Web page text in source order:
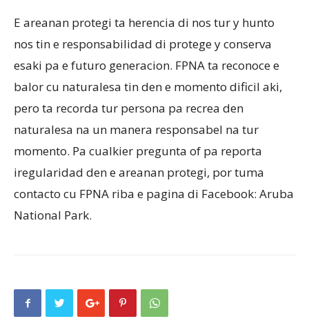
E areanan protegi ta herencia di nos tur y hunto
nos tin e responsabilidad di protege y conserva
esaki pa e futuro generacion. FPNA ta reconoce e
balor cu naturalesa tin den e momento dificil aki,
pero ta recorda tur persona pa recrea den
naturalesa na un manera responsabel na tur
momento. Pa cualkier pregunta of pa reporta
iregularidad den e areanan protegi, por tuma
contacto cu FPNA riba e pagina di Facebook: Aruba
National Park.